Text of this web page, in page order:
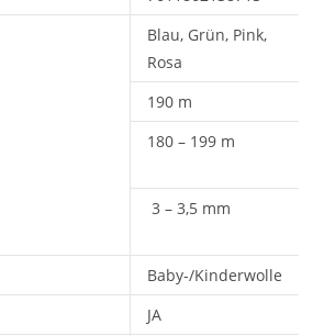
Blau, Grün, Pink,
Rosa
190 m
180 – 199 m
3 – 3,5 mm
Baby-/Kinderwolle
JA